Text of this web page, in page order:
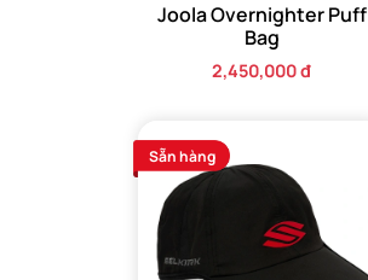
Joola Overnighter Puff
Bag
2,450,000 đ
Sẵn hàng